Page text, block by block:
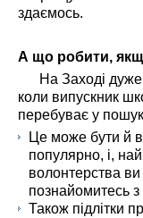
здаємось.
А що робити,
На Заході дуже
коли випускник
перебуває у
Це може бути й
популярно, і,
волонтерства
познайомитесь
Також підлітки